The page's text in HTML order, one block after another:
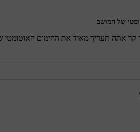
של המושב
קר אתה תעריך מאוד את החימום